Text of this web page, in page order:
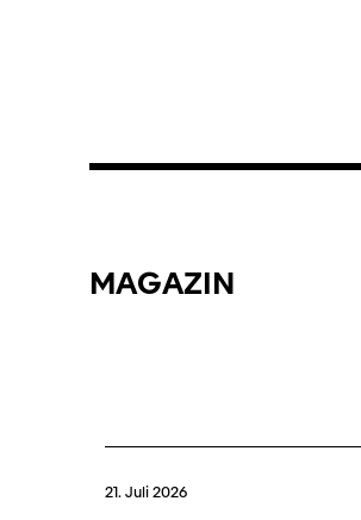
MAGAZIN
21. Juli 2026